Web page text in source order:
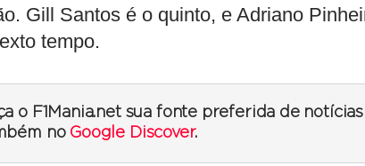
Gill Santos é o quinto, e Adriano
tempo.
o F1Mania.net sua fonte preferida de
no Google Discover.